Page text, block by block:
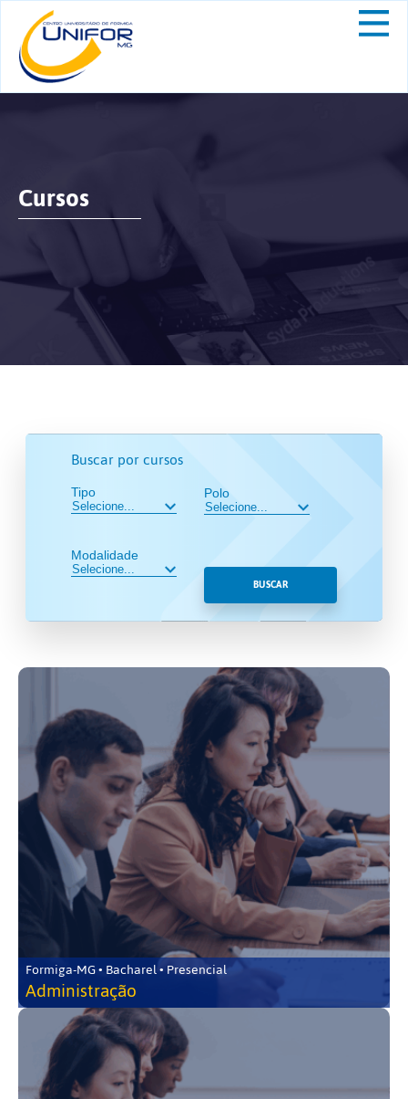
Cursos
Buscar por cursos
Tipo
Modalidade
Polo
BUSCAR
Formiga-MG • Bacharel • Presencial
Administração